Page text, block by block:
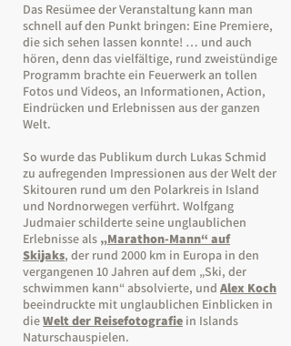
Das Resümee der Veranstaltung kann man
schnell auf den Punkt bringen: Eine Premiere,
die sich sehen lassen konnte! … und auch
hören, denn das vielfältige, rund zweistündige
Programm brachte ein Feuerwerk an tollen
Fotos und Videos, an Informationen, Action,
Eindrücken und Erlebnissen aus der ganzen
Welt.
So wurde das Publikum durch Lukas Schmid
zu aufregenden Impressionen aus der Welt der
Skitouren rund um den Polarkreis in Island
und Nordnorwegen verführt. Wolfgang
Judmaier schilderte seine unglaublichen
Erlebnisse als „Marathon-Mann“ auf
Skijaks, der rund 2000 km in Europa in den
vergangenen 10 Jahren auf dem „Ski, der
schwimmen kann“ absolvierte, und Alex Koch
beeindruckte mit unglaublichen Einblicken in
dieWelt der Reisefotografie in Islands
Naturschauspielen.